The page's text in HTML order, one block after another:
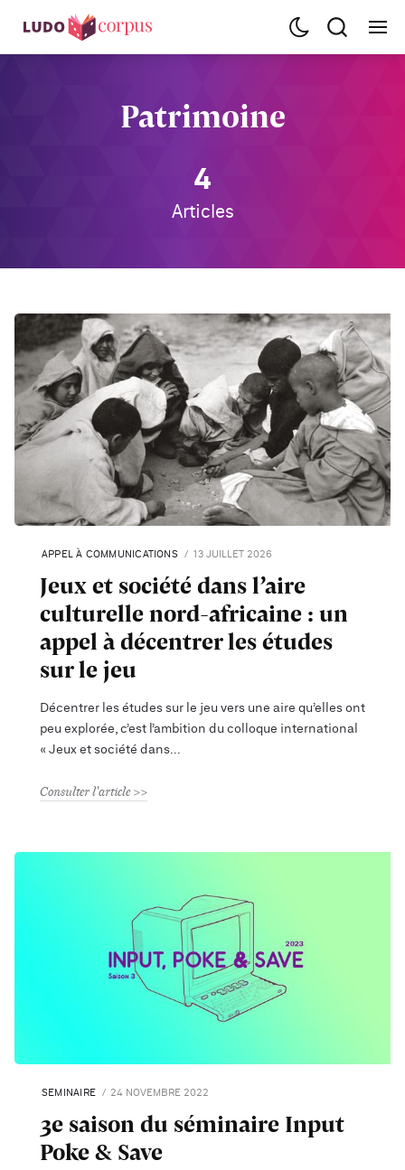
Patrimoine
4
Articles
APPEL À COMMUNICATIONS 13 JUILLET 2026
Jeux et société dans l’aire
culturelle nord-africaine : un
appel à décentrer les études
sur le jeu
Décentrer les études sur le jeu vers une aire qu’elles ont
peu explorée, c’est l’ambition du colloque international
« Jeux et société dans
Consulter l'article
SEMINAIRE 24 NOVEMBRE 2022
3e saison du séminaire Input
Poke & Save